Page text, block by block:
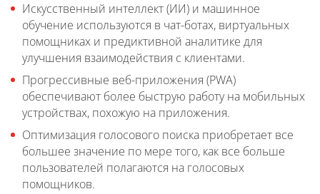
Искусственный интеллект (ИИ) и машинное
обучение используются в чат-ботах, виртуальных
помощниках и предиктивной аналитике для
улучшения взаимодействия с клиентами.
Прогрессивные веб-приложения (PWA)
обеспечивают более быструю работу на мобильных
устройствах, похожую на приложения.
Оптимизация голосового поиска приобретает все
большее значение по мере того, как все больше
пользователей полагаются на голосовых
помощников.